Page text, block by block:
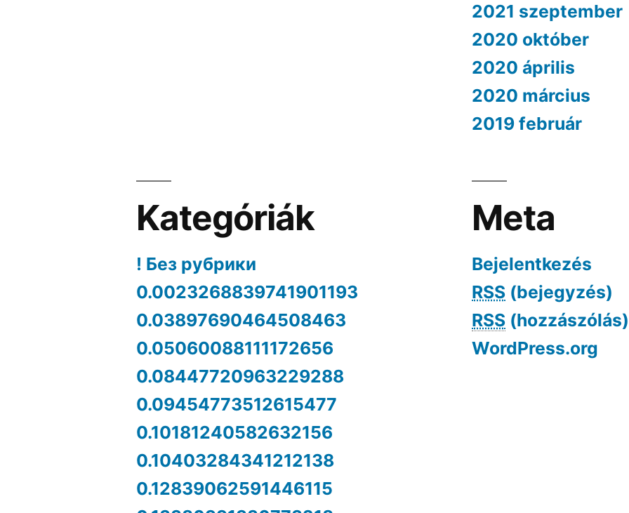
2021 szeptember
2020 október
2020 április
2020 március
2019 február
Kategóriák
! Без рубрики
0.0023268839741901193
0.03897690464508463
0.05060088111172656
0.08447720963229288
0.09454773512615477
0.10181240582632156
0.10403284341212138
0.12839062591446115
Meta
Bejelentkezés
RSS (bejegyzés)
RSS (hozzászólás)
WordPress.org